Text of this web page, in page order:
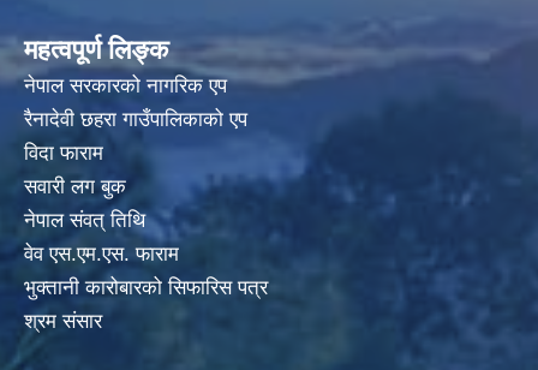
महत्वपूर्ण लिङ्क
नेपाल सरकारको नागरिक एप
रैनादेवी छहरा गाउँपालिकाको एप
विदा फाराम
सवारी लग बुक
नेपाल संवत् तिथि
वेव एस.एम.एस. फाराम
भुक्तानी कारोबारको सिफारिस पत्र
श्रम संसार